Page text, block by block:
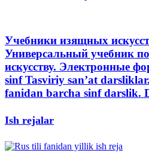
Учебники изящных
Универсальный учебник
искусству. Электронные
sinf Tasviriy san’at
fanidan barcha sinf darslik.
Ish rejalar